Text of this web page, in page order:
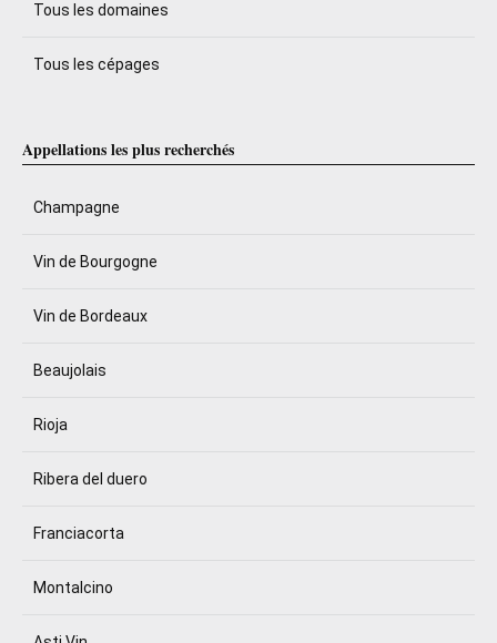
Tous les domaines
Tous les cépages
Appellations les plus recherchés
Champagne
Vin de Bourgogne
Vin de Bordeaux
Beaujolais
Rioja
Ribera del duero
Franciacorta
Montalcino